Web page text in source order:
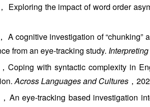
Exploring the impact of word order
A cognitive investigation of “chunking”
from an eye-tracking study. Interpreting
Coping with syntactic complexity in
Across Languages and Cultures ，
An eye-tracking based investigation